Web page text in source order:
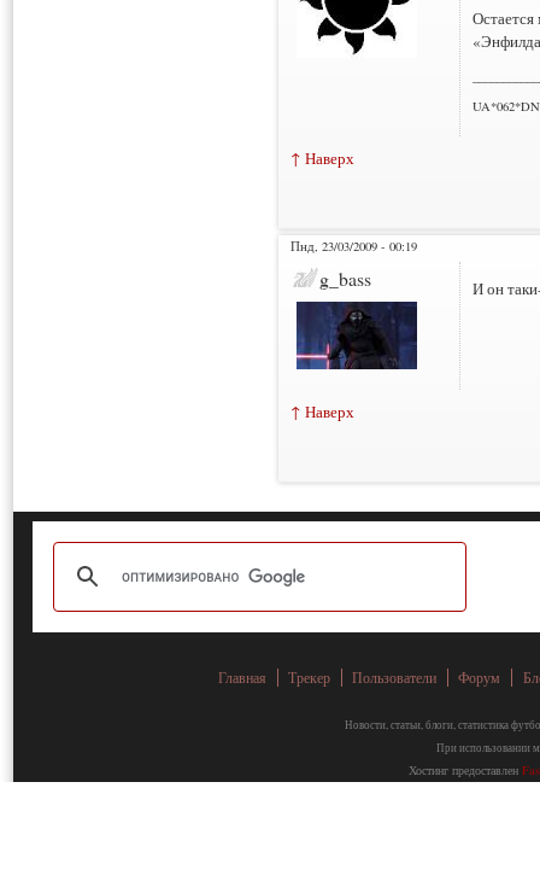
UA*062*DN
↑ Наверх
Пнд, 23/03/2009 - 00:19
g_bass И он
↑ Наверх
Главная Трекер Пользователи Форум
Новости, статьи, блоги, статистика
При использовании
Хостинг предоставлен